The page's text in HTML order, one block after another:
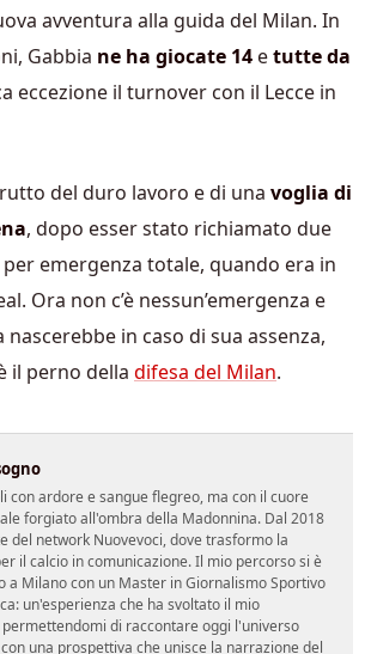
avventura alla guida del Milan. In
Gabbia ne ha giocate 14 etutte da
eccezione il turnover con il Lecce in
del duro lavoro e di una voglia di
, dopo esser stato richiamato due
emergenza totale, quando era in
Ora non c’è nessun’emergenza e
nascerebbe in caso di sua assenza,
il perno della difesa del Milan.
con ardore e sangue flegreo, ma con il cuore
forgiato all'ombra della Madonnina. Dal 2018
del network Nuovevoci, dove trasformo la
il calcio in comunicazione. Il mio percorso si è
a Milano con un Master in Giornalismo Sportivo
un'esperienza che ha svoltato il mio
di raccontare oggi l'universo
una prospettiva che unisce la narrazione del